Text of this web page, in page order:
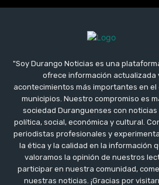
"Soy Durango Noticias es una
ofrece información actualizada
acontecimientos más importantes en el
municipios. Nuestro compromiso es
sociedad Duranguenses con
política, social, económica y cultural.
periodistas profesionales y
la ética y la calidad en la información
valoramos la opinión de nuestros
participar en nuestra comunidad,
nuestras noticias. ¡Gracias por